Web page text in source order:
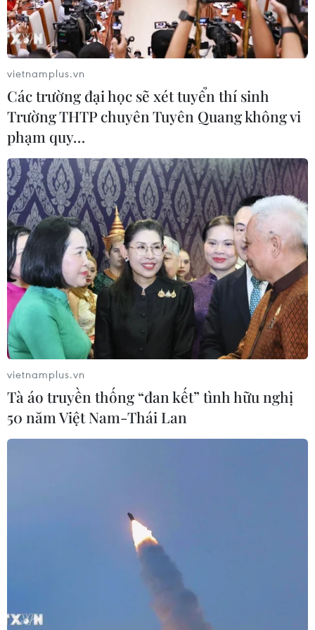
Người ủng hộ mừng ông Emmanuel Macron giành chiến thắng
trong cuộc bầu cử Tổng thống Pháp vòng hai, tại Paris, ngày
24/4. (Ảnh: AFP/TTXVN)
Ông Emmanuel Macron đã tái đắc cử Tổng
thống Pháp nhiệm kỳ hai với những khó khăn
phải đối mặt có thể còn lớn hơn trong nhiệm kỳ
đầu.
Trở ngại đầu tiên mà ông Macron vấp phải có
thể là sự phản đối của dân chúng trước các kế
hoạch cải cách, đặc biệt là cải cách lương hưu,
với việc tăng dần độ tuổi nghỉ hưu tối thiểu từ
hiện cải cách như 5 năm trước, dù trở thành vị
Tổng thống duy nhất của nước này tái đắc cử
[Infographics] Những thách thức của Tổng
vietnamplus.vn
Các trường đại học sẽ xét tuyển thí sinh
Trường THTP chuyên Tuyên Quang không vi
phạm quy…
vietnamplus.vn
Tà áo truyền thống “đan kết” tình hữu nghị
50 năm Việt Nam-Thái Lan